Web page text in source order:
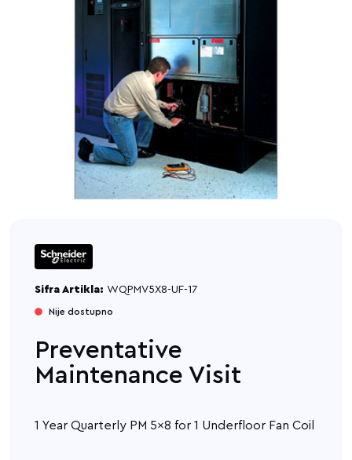
Sifra Artikla: WQPMV5X8-UF-17
Nije dostupno
Preventative
Maintenance Visit
1 Year Quarterly PM 5x8 for 1 Underfloor Fan Coil